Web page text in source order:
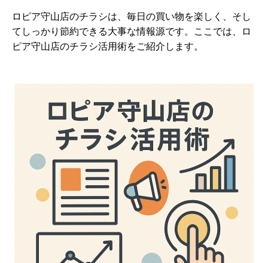
ロピア守山店のチラシは、毎日の買い物を楽しく、そし
てしっかり節約できる大事な情報源です。ここでは、ロ
ピア守山店のチラシ活用術をご紹介します。